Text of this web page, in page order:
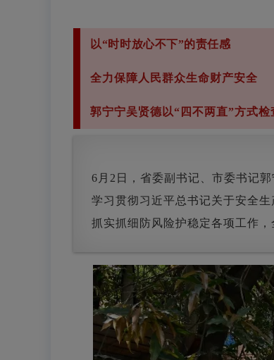
以“时时放心不下”的责任感
全力保障人民群众生命财产安全
郭宁宁吴贤德以“四不两直”方式
6月2日，省委副书记、市委书记
学习贯彻习近平总书记关于安全
抓实抓细防风险护稳定各项工作